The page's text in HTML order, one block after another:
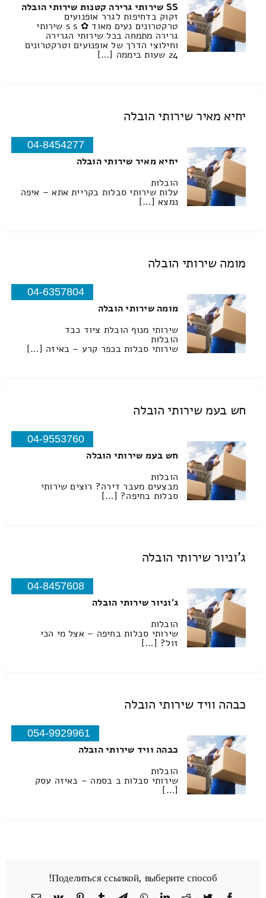
SS שירותי גרירה קטנות שירותי הובלה
זקוק בדחיפות לגרר אופנועים
טרקטרונים נעים מאוד ✿ s s שירותי
גרירה מתמחה בכל שירותי הגרירה
וחילוצי הדרך של אופנועים וטרקטרונים
24 שעות ביממה […]
יחיא מאיר שירותי הובלה
04-8454277
יחיא מאיר שירותי הובלה
הובלות
עלות שירותי סבלות בקריית אתא – איפה
נמצא […]
מומה שירותי הובלה
04-6357804
מומה שירותי הובלה
שירותי מנוף הובלת ציוד כבד
הובלות
שירותי סבלות בכפר קרע – באיזה […]
חש בעמ שירותי הובלה
04-9553760
חש בעמ שירותי הובלה
הובלות
מבצעים מעבר דירה? רוצים שירותי
סבלות בחיפה? […]
ג'וניור שירותי הובלה
04-8457608
ג'וניור שירותי הובלה
הובלות
שירותי סבלות בחיפה – אצל מי הכי
זול? […]
כבהה וויד שירותי הובלה
054-9929961
כבהה וויד שירותי הובלה
הובלות
שירותי סבלות ב בסמה – באיזה עסק
[…]
Поделиться ссылкой, выберите способ!